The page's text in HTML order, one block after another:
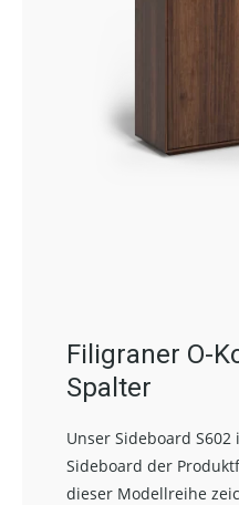
Filigraner O-
Spalter
Unser Sideboard
Sideboard der
dieser Modellreihe